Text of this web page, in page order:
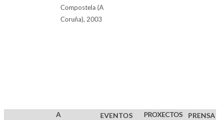
Compostela (A
Coruña), 2003
A
EVENTOS
PROXECTOS
PRENSA